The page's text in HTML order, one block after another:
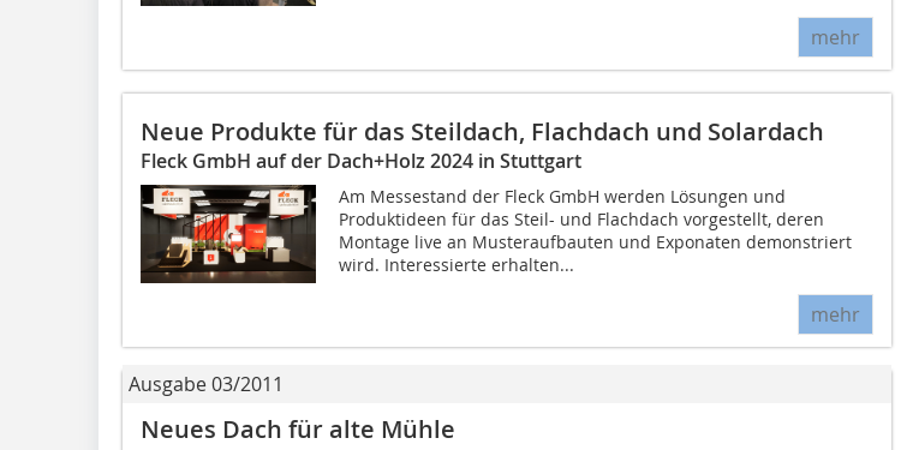
mehr
Neue Produkte für das Steildach, Flachdach und Solardach
Fleck GmbH auf der Dach+Holz 2024 in Stuttgart
Am Messestand der Fleck GmbH werden Lösungen und
Produktideen für das Steil- und Flachdach vorgestellt, deren
Montage live an Musteraufbauten und Exponaten demonstriert
wird. Interessierte erhalten...
mehr
Ausgabe 03/2011
Neues Dach für alte Mühle